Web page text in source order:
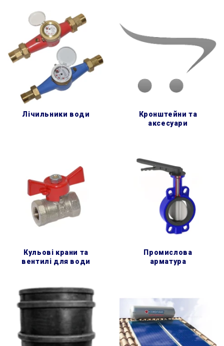
лічильники води
кронштейни та
аксесуари
кульові крани та
вентилі для води
промислова
арматура